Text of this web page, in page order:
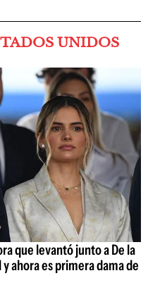
UNIDOS
que levantó junto a De la
ahora es primera dama de